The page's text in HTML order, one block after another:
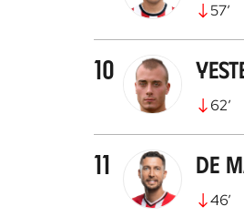
57’
10
62’
11 De
46’